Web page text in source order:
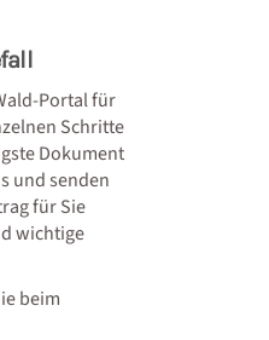
Portal für
Schritte
Dokument
und senden
für Sie
wichtige
beim